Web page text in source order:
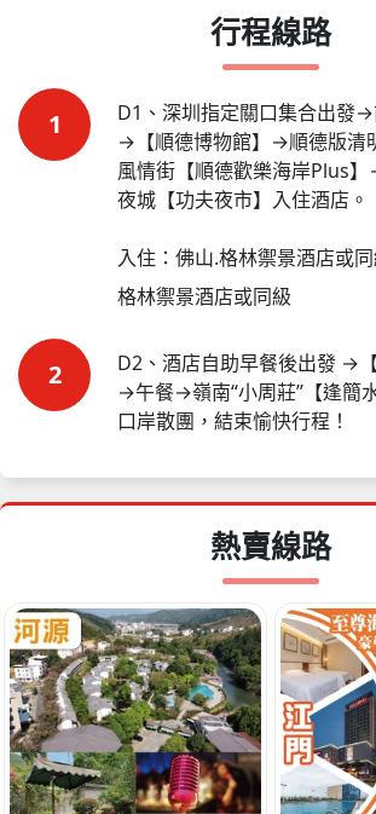
行程線路
1
D1、深圳指定關口集合出發
→【順德博物館】→順德版清
風情街【順德歡樂海岸Plus
夜城【功夫夜市】入住酒店。
入住：佛山.格林禦景酒店或
格林禦景酒店或同級
2
D2、酒店自助早餐後出發 →【
→午餐→嶺南“小周莊”【逢簡
口岸散團，結束愉快行程！
熱賣線路